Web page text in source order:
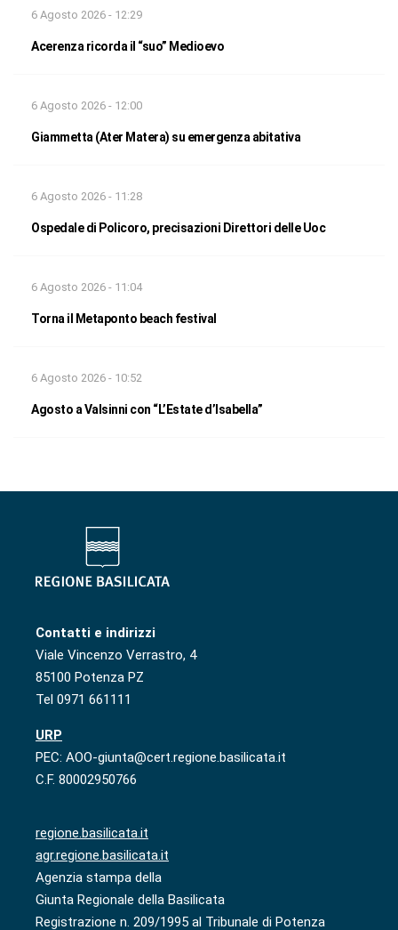
6 Agosto 2026 - 12:29
Acerenza ricorda il “suo” Medioevo
6 Agosto 2026 - 12:00
Giammetta (Ater Matera) su emergenza abitativa
6 Agosto 2026 - 11:28
Ospedale di Policoro, precisazioni Direttori delle Uoc
6 Agosto 2026 - 11:04
Torna il Metaponto beach festival
6 Agosto 2026 - 10:52
Agosto a Valsinni con “L’Estate d’Isabella”
Contatti e indirizzi
Viale Vincenzo Verrastro, 4
85100 Potenza PZ
Tel 0971 661111
URP
PEC: AOO-giunta@cert.regione.basilicata.it
C.F. 80002950766
regione.basilicata.it
agr.regione.basilicata.it
Agenzia stampa della
Giunta Regionale della Basilicata
Registrazione n. 209/1995 al Tribunale di Potenza